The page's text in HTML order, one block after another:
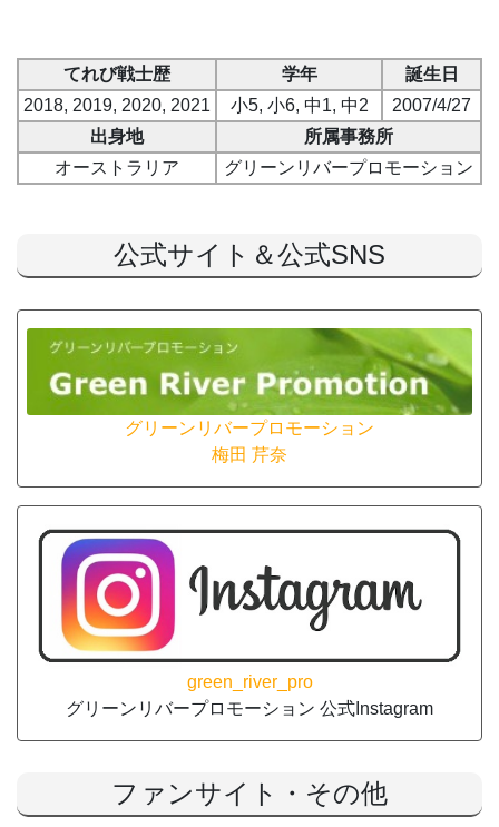
てれび戦士歴 学年
誕生日
2018, 2019, 2020, 2021
小5, 小6, 中1, 中2
2007/4/27
出身地
所属事務所
オーストラリア
グリーンリバープロモーション
公式サイト＆公式SNS
グリーンリバープロモーション
梅田 芹奈
green_river_pro
グリーンリバープロモーション 公式Instagram
ファンサイト・その他